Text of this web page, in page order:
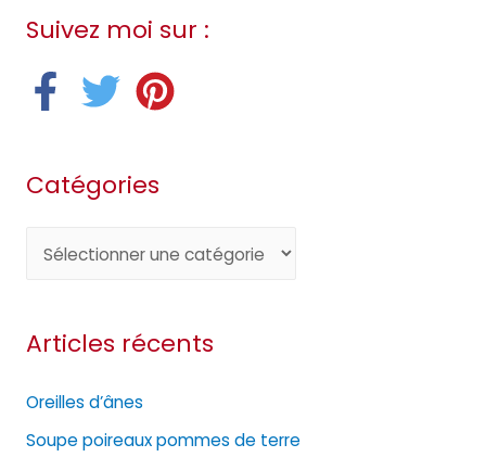
Suivez moi sur :
Catégories
é
o
r
Articles récents
Oreilles d’ânes
Soupe poireaux pommes de terre